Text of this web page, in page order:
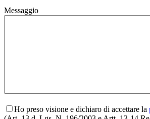
Messaggio
Ho preso visione e dichiaro di accettare la